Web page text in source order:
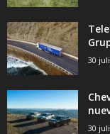
30
30